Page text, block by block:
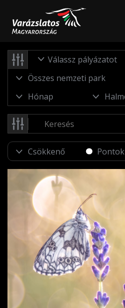
Válassz pályázatot
Pontok